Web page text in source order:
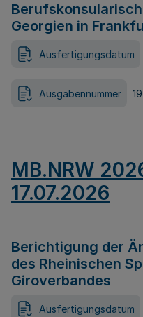
Georgien in
Ausfertigungsdatum
Ausgabennummer
MB.NRW
17.07.2026
Berichtigung der
des Rheinischen
Giroverbandes
Ausfertigungsdatum